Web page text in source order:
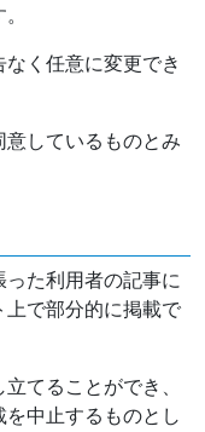
く任意に変更でき
しているものとみ
た利用者の記事に
上で部分的に掲載で
てることができ、
中止するものとし